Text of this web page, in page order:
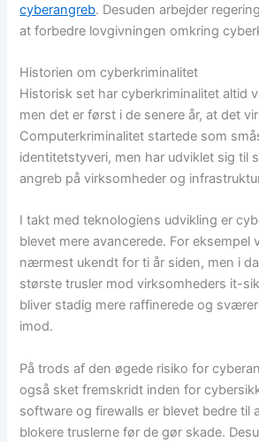
cyberangreb. Desuden arbejder
at forbedre lovgivningen omkring
Historien om cyberkriminalitet
Historisk set har cyberkriminalitet altid
men det er først i de senere år, at det
Computerkriminalitet startede som
identitetstyveri, men har udviklet sig til
angreb på virksomheder og
I takt med teknologiens udvikling er
blevet mere avancerede. For eksempel
nærmest ukendt for ti år siden, men i
største trusler mod virksomheders it-
bliver stadig mere raffinerede og
imod.
På trods af den øgede risiko for
også sket fremskridt inden for
software og firewalls er blevet bedre til
blokere truslerne før de gør skade.